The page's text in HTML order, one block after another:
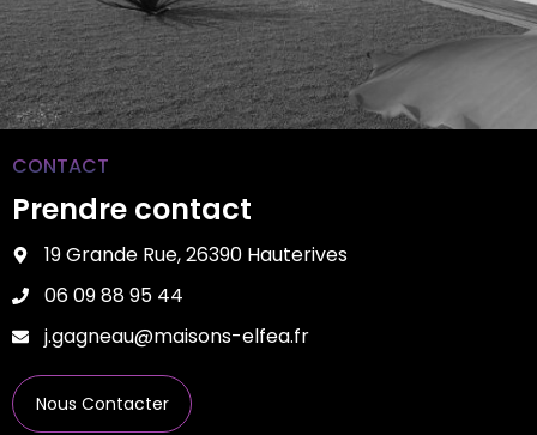
CONTACT
Prendre contact
19 Grande Rue, 26390 Hauterives
06 09 88 95 44
j.gagneau@maisons-elfea.fr
Nous Contacter